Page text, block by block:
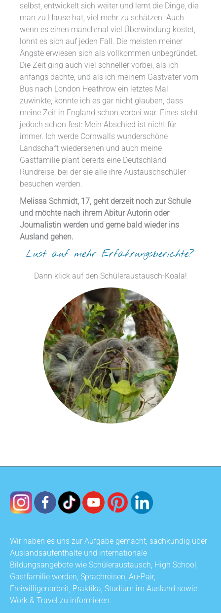
selbst, entwickelt sich weiter und lernt die Dinge, die
man zu Hause hat, viel mehr zu schätzen. Auch
wenn es einen manchmal viel Überwindung kostet,
lohnt es sich auf jeden Fall. Die meisten meiner
Ängste erwiesen sich als vollkommen unbegründet.
Die Zeit ging auch viel schneller vorbei, als ich
anfangs dachte, und als ich meinem Gastvater vom
Bus nach London Heathrow ein letztes Mal
zuwinkte, konnte ich es gar nicht glauben, dass
meine Zeit in England schon vorbei war. Eines steht
jedoch schon fest: Mein Abschied ist nicht für
immer. Ich werde Cornwalls wunderschöne
Landschaft wiedersehen und auch meine
Gastfamilie plant bereits eine Deutschland-
Rundreise, bei der sie alle ihre Austauschschüler
besuchen werden.
Melissa Schmidt, 17, geht derzeit noch zur Schule
und möchte nach ihrem Abitur Autorin oder
Journalistin werden und gerne bald wieder ins
Ausland gehen.
Lust auf mehr Erfahrungsberichte?
Dann klick auf den Schüleraustausch-Koala!
Wir haben es uns zur Aufgabe gemacht, sachkundig über
Auslandsaufenthalte und internationale
Bildungsangebote wie Schüleraustausch, High School,
Gastfamilie werden, Sprachreisen, Au-Pair,
Freiwilligenarbeit, Praktika, Studium im Ausland sowie
Work & Travel zu informieren.